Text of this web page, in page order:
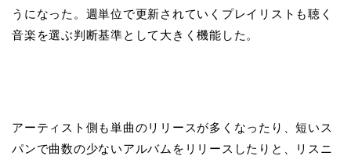
うになった。週単位で更新されていくプレイリストも聴く
音楽を選ぶ判断基準として大きく機能した。
アーティスト側も単曲のリリースが多くなったり、短いス
パンで曲数の少ないアルバムをリリースしたりと、リスニ